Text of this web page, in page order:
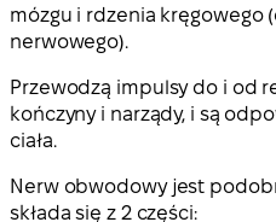
mózgu i rdzenia kręgowego
nerwowego).
Przewodzą impulsy do i od
kończyny i narządy, i są
ciała.
Nerw obwodowy jest
składa się z 2 części: